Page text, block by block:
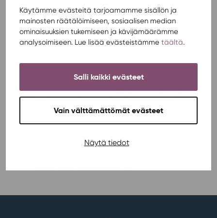
Käytämme evästeitä tarjoamamme sisällön ja
mainosten räätälöimiseen, sosiaalisen median
ominaisuuksien tukemiseen ja kävijämäärämme
analysoimiseen. Lue lisää evästeistämme täältä.
Salli kaikki evästeet
Vain välttämättömät evästeet
Näytä tiedot
Tämä blogiteksti on osa useamma blogitekstin sarjaa, joissa
käydään läpi JYYn toimintaa ja päätöksentekoa. Muut tähän
JYY päivitti yleispoliittisen linjapaperin
JYYn jäsenenä sinäkin omistat JYYn liiketoimintaa –
halutaan kehittää
ylioppilaskunnan päästöjen pienentämiseksi